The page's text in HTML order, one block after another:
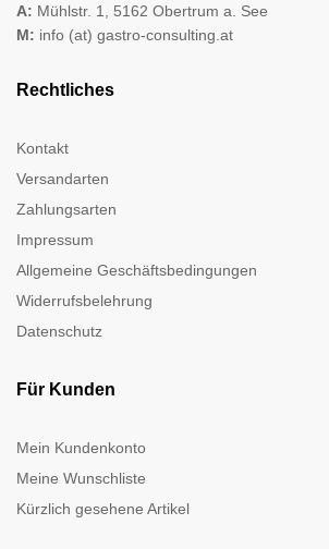
A: Mühlstr. 1, 5162 Obertrum a. See
M: info (at) gastro-consulting.at
Rechtliches
Kontakt
Versandarten
Zahlungsarten
Impressum
Allgemeine Geschäftsbedingungen
Widerrufsbelehrung
Datenschutz
Für Kunden
Mein Kundenkonto
Meine Wunschliste
Kürzlich gesehene Artikel